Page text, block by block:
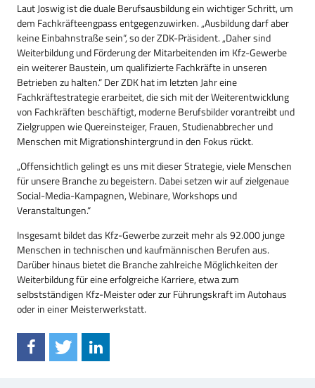
Laut Joswig ist die duale Berufsausbildung ein wichtiger Schritt, um
dem Fachkräfteengpass entgegenzuwirken. „Ausbildung darf aber
keine Einbahnstraße sein“, so der ZDK-Präsident. „Daher sind
Weiterbildung und Förderung der Mitarbeitenden im Kfz-Gewerbe
ein weiterer Baustein, um qualifizierte Fachkräfte in unseren
Betrieben zu halten.“ Der ZDK hat im letzten Jahr eine
Fachkräftestrategie erarbeitet, die sich mit der Weiterentwicklung
von Fachkräften beschäftigt, moderne Berufsbilder vorantreibt und
Zielgruppen wie Quereinsteiger, Frauen, Studienabbrecher und
Menschen mit Migrationshintergrund in den Fokus rückt.
„Offensichtlich gelingt es uns mit dieser Strategie, viele Menschen
für unsere Branche zu begeistern. Dabei setzen wir auf zielgenaue
Social-Media-Kampagnen, Webinare, Workshops und
Veranstaltungen.“
Insgesamt bildet das Kfz-Gewerbe zurzeit mehr als 92.000 junge
Menschen in technischen und kaufmännischen Berufen aus.
Darüber hinaus bietet die Branche zahlreiche Möglichkeiten der
Weiterbildung für eine erfolgreiche Karriere, etwa zum
selbstständigen Kfz-Meister oder zur Führungskraft im Autohaus
oder in einer Meisterwerkstatt.